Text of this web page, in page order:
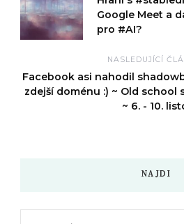
Google Meet a
pro #AI?
NASLEDUJÍCÍ
Facebook asi nahodil
zdejší doménu :) ~ Old school
~ 6. - 10.
NAJDI